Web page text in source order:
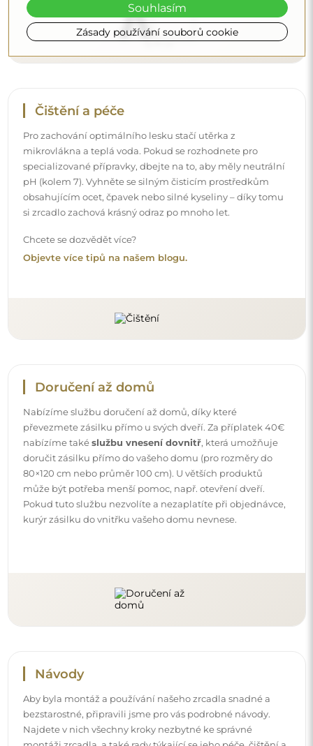
Doručení až domů
Nabízíme službu doručení až domů, díky které
převezmete zásilku přímo u svých dveří. Za příplatek 40€
nabízíme také
službu vnesení dovnitř
, která umožňuje
doručit zásilku přímo do vašeho domu (pro rozměry do
80×120 cm nebo průměr 100 cm). U větších produktů
může být potřeba menší pomoc, např. otevření dveří.
kurýr zásilku do vnitřku vašeho domu nevnese.
Návody
Aby byla montáž a používání našeho zrcadla snadné a
bezstarostné, připravili jsme pro vás podrobné návody.
Najdete v nich všechny kroky nezbytné ke správné
montáži zrcadla, a také rady týkající se jeho péče, čištění a
údržby, abyste se mohli dlouho těšit z jeho bezvadného
vzhledu.
Prohlédněte si návody k montáži a použití.
Buďte v obraze s našimi novinkami, inspiracemi a
na krásné interiéry. Připojte se k naší komunitě a
podívejte se, co pro vás připravujeme!
Zásady používání souborů cookie
Souhlasím